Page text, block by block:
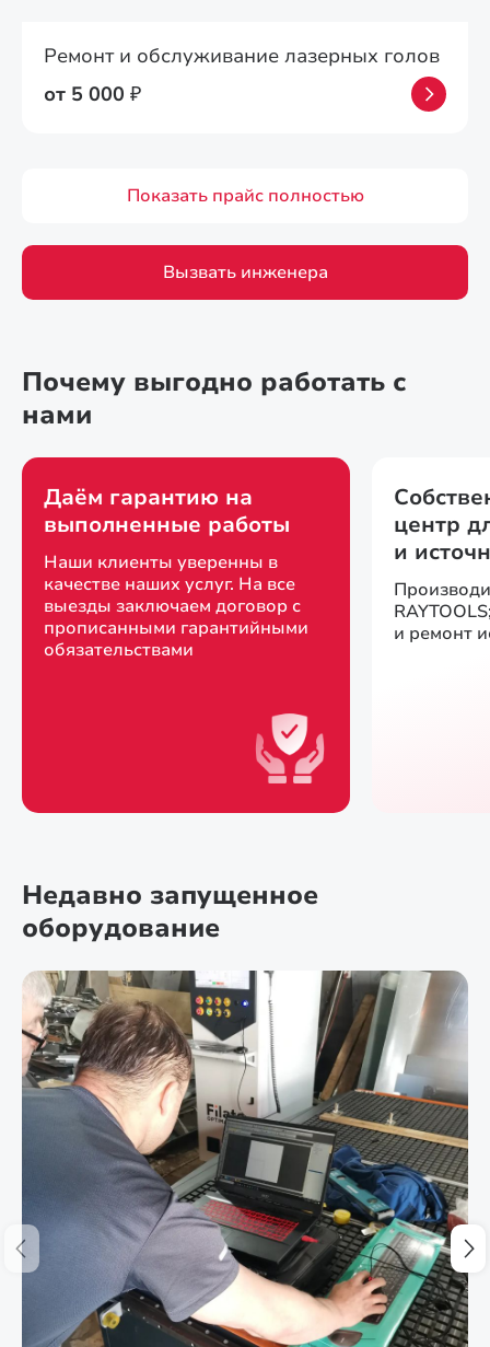
Ремонт и обслуживание лазерных голов
от 5 000 ₽
Показать прайс полностью
Вызвать инженера
Почему выгодно работать с
нами
Даём гарантию на
выполненные работы
Наши клиенты уверенны в
качестве наших услуг. На все
выезды заключаем договор с
прописанными гарантийными
обязательствами
центр
и
и ремонт
Недавно запущенное
оборудование